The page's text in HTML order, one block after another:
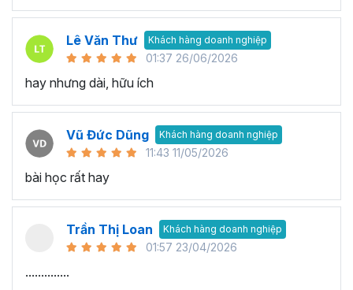
Lê Văn Thư Khách hàng doanh nghiệp
01:37 26/06/2026
hay nhưng dài, hữu ích
Vũ Đức Dũng Khách hàng doanh nghiệp
11:43 11/05/2026
bài học rất hay
Trần Thị Loan Khách hàng doanh nghiệp
01:57 23/04/2026
..............